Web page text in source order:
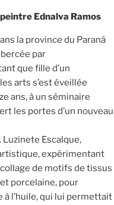
Ednalva Ramos
la province du Paraná
par
que fille d’un
arts s’est éveillée
ans, à un séminaire
les portes d’un nouveau
Escalque,
expérimentant
de motifs de tissus
porcelaine, pour
l’huile, qui lui permettait